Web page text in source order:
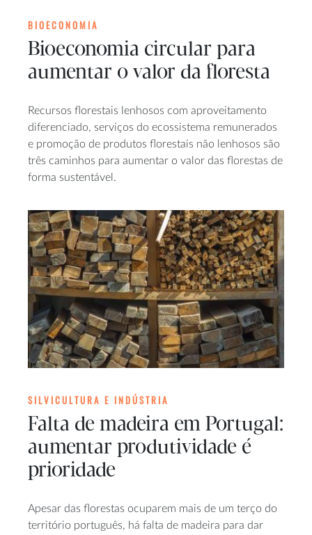
BIOECONOMIA
Bioeconomia circular para
aumentar o valor da floresta
Recursos florestais lenhosos com aproveitamento
diferenciado, serviços do ecossistema remunerados
e promoção de produtos florestais não lenhosos são
três caminhos para aumentar o valor das florestas de
forma sustentável.
SILVICULTURA E INDÚSTRIA
Falta de madeira em Portugal:
aumentar produtividade é
prioridade
Apesar das florestas ocuparem mais de um terço do
território português, há falta de madeira para dar